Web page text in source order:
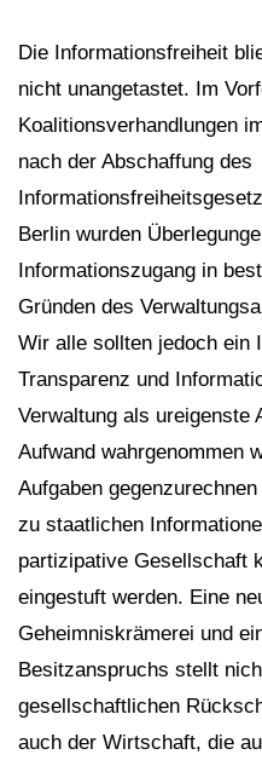
Die Informationsfreiheit
nicht unangetastet. Im
Koalitionsverhandlungen
nach der Abschaffung des
Berlin wurden
Informationszugang in
Gründen des
Wir alle sollten jedoch ein
Transparenz und
Verwaltung als ureigenste
Aufwand wahrgenommen
Aufgaben
zu staatlichen
partizipative Gesellschaft
eingestuft werden. Eine
Geheimniskrämerei und
Besitzanspruchs stellt
gesellschaftlichen
auch der Wirtschaft, die